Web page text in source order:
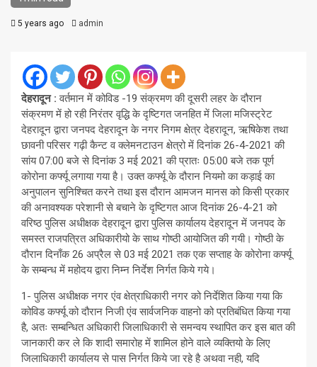
5 years ago admin
देहरादून : वर्तमान में कोविड -19 संक्रमण की दूसरी लहर के दौरान
संक्रमण में हो रही निरंतर वृद्धि के दृष्टिगत जनहित में जिला मजिस्ट्रेट
देहरादून द्वारा जनपद देहरादून के नगर निगम क्षेत्र देहरादून, ऋषिकेश तथा
छावनी परिसर गढ़ी कैन्ट व क्लेमनटाउन क्षेत्रो में दिनांक 26-4-2021 की
सांय 07:00 बजे से दिनांक 3 मई 2021 की प्रातः 05:00 बजे तक पूर्ण
कोरोना कर्फ्यू लगाया गया है। उक्त कर्फ्यू के दौरान नियमो का कड़ाई का
अनुपालन सुनिश्चित करने तथा इस दौरान आमजन मानस को किसी प्रकार
की अनावश्यक परेशानी से बचाने के दृष्टिगत आज दिनांक 26-4-21 को
वरिष्ठ पुलिस अधीक्षक देहरादून द्वारा पुलिस कार्यालय देहरादून में जनपद के
समस्त राजपत्रित अधिकारीयो के साथ गोष्ठी आयोजित की गयी। गोष्ठी के
दौरान दिनाँक 26 अप्रैल से 03 मई 2021 तक एक सप्ताह के कोरोना कर्फ्यू
के सम्बन्ध में महोदय द्वारा निम्न निर्देश निर्गत किये गये।
1- पुलिस अधीक्षक नगर एंव क्षेत्राधिकारी नगर को निर्देशित किया गया कि
कोविड कर्फ्यू को दौरान निजी एंव सार्वजनिक वाहनो को प्रतिबंधित किया गया
है, अतः सम्बन्धित अधिकारी जिलाधिकारी से समन्वय स्थापित कर इस बात की
जानकारी कर ले कि शादी समारोह में शामिल होने वाले व्यक्तियो के लिए
जिलाधिकारी कार्यालय से पास निर्गत किये जा रहे है अथवा नही, यदि